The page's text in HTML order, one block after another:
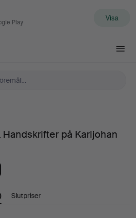
Play Visa
Handskrifter på Karljohan
Slutpriser